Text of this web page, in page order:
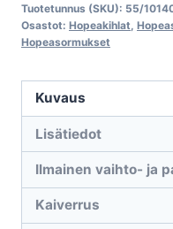
55/10140-
045
Tuotetunnus (SKU): 55/
Osastot: Hopeakihlat
Hopeasormukset
Kuvaus
Lisätiedot
Ilmainen vaihto- ja
Kaiverrus